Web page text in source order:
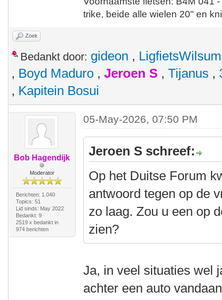
trike, beide alle wielen 20" en
Zoek
Bedankt door: gideon , LigfietsWilsum
, Boyd Maduro , Jeroen S , Tijanus ,
, Kapitein Bosui
Bob Hagendijk
Moderator
Berichten: 1.040
Topics: 51
Lid sinds: May 2022
Bedankt: 9
2519 x bedankt in
974 berichten
05-May-2026, 07:50 PM
Jeroen S schreef:
Op het Duitse Forum
antwoord tegen op de
zo laag. Zou u een op
zien?
Ja, in veel situaties wel
achter een auto